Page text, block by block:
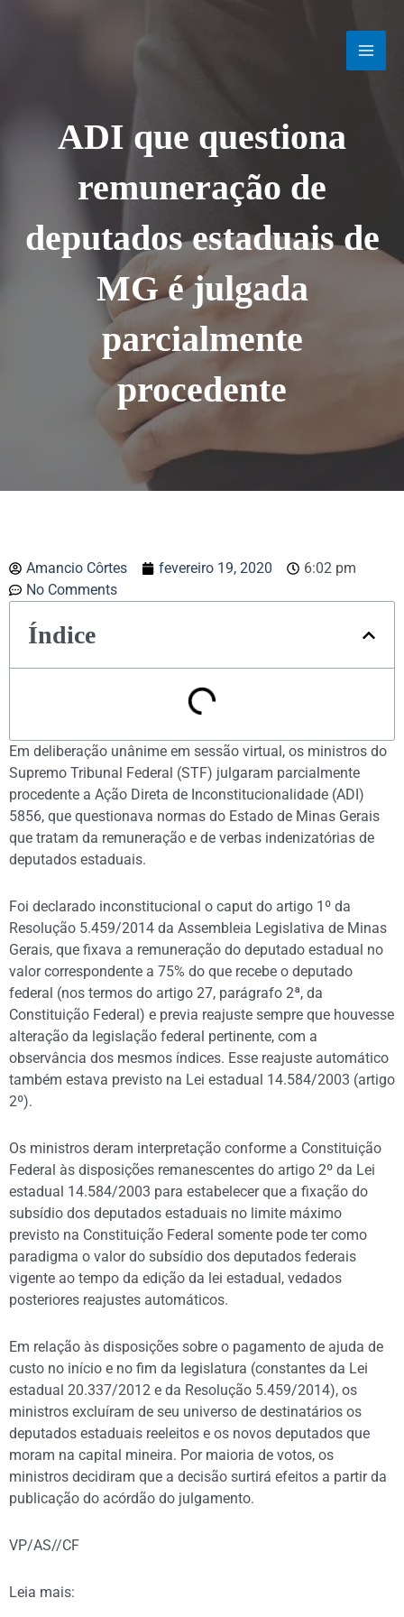
ADI que questiona
remuneração de
deputados estaduais de
MG é julgada
parcialmente
procedente
Amancio Côrtes fevereiro 19, 2020
6:02 pm
No Comments
Índice
Em deliberação unânime em sessão virtual, os ministros do
Supremo Tribunal Federal (STF) julgaram parcialmente
procedente a Ação Direta de Inconstitucionalidade (ADI)
5856, que questionava normas do Estado de Minas Gerais
que tratam da remuneração e de verbas indenizatórias de
deputados estaduais.
Foi declarado inconstitucional o caput do artigo 1º da
Resolução 5.459/2014 da Assembleia Legislativa de Minas
Gerais, que fixava a remuneração do deputado estadual no
valor correspondente a 75% do que recebe o deputado
federal (nos termos do artigo 27, parágrafo 2ª, da
Constituição Federal) e previa reajuste sempre que houvesse
alteração da legislação federal pertinente, com a
observância dos mesmos índices. Esse reajuste automático
também estava previsto na Lei estadual 14.584/2003 (artigo
2º).
Os ministros deram interpretação conforme a Constituição
Federal às disposições remanescentes do artigo 2º da Lei
estadual 14.584/2003 para estabelecer que a fixação do
subsídio dos deputados estaduais no limite máximo
previsto na Constituição Federal somente pode ter como
paradigma o valor do subsídio dos deputados federais
vigente ao tempo da edição da lei estadual, vedados
posteriores reajustes automáticos.
Em relação às disposições sobre o pagamento de ajuda de
custo no início e no fim da legislatura (constantes da Lei
estadual 20.337/2012 e da Resolução 5.459/2014), os
ministros excluíram de seu universo de destinatários os
deputados estaduais reeleitos e os novos deputados que
moram na capital mineira. Por maioria de votos, os
ministros decidiram que a decisão surtirá efeitos a partir da
publicação do acórdão do julgamento.
VP/AS//CF
Leia mais: